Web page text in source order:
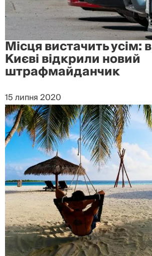
Місця вистачить усім: в
Києві відкрили новий
штрафмайданчик
15 липня 2020